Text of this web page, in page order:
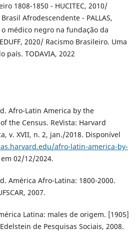
1808-1850 - HUCITEC, 2010/
Afrodescendente - PALLAS,
médico negro na fundação da
2020/ Racismo Brasileiro. Uma
país. TODAVIA, 2022
Afro-Latin America by the
the Census. ReVista: Harvard
v. XVII, n. 2, jan./2018. Disponível
afro-latin-america-by-
02/12/2024.
América Afro-Latina: 1800-2000.
2007.
Latina: males de origem. [1905]
de Pesquisas Sociais, 2008.